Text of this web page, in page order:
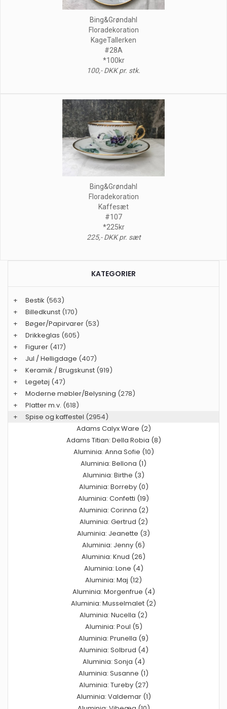
Bing&Grøndahl
Floradekoration
KageTallerken
#28A
*100kr
100,- DKK pr. stk.
Bing&Grøndahl
Floradekoration
Kaffesæt
#107
*225kr
225,- DKK pr. sæt
KATEGORIER
+ Bestik (563)
+
Billedkunst (170)
+
Bøger/Papirvarer (53)
+
Drikkeglas (605)
+
Figurer (417)
+
Jul / Helligdage (407)
+
Keramik / Brugskunst (919)
+
Legetøj (47)
+
Moderne møbler/Belysning (278)
+
Platter m.v. (618)
+
Spise og kaffestel (2954)
Adams Calyx Ware (2)
Adams Titian: Della Robia (8)
Aluminia: Anna Sofie (10)
Aluminia: Bellona (1)
Aluminia: Birthe (3)
Aluminia: Borreby (0)
Aluminia: Confetti (19)
Aluminia: Corinna (2)
Aluminia: Gertrud (2)
Aluminia: Jeanette (3)
Aluminia: Jenny (6)
Aluminia: Knud (26)
Aluminia: Lone (4)
Aluminia: Maj (12)
Aluminia: Morgenfrue (4)
Aluminia: Musselmalet (2)
Aluminia: Nucella (2)
Aluminia: Poul (5)
Aluminia: Prunella (9)
Aluminia: Solbrud (4)
Aluminia: Sonja (4)
Aluminia: Susanne (1)
Aluminia: Tureby (27)
Aluminia: Valdemar (1)